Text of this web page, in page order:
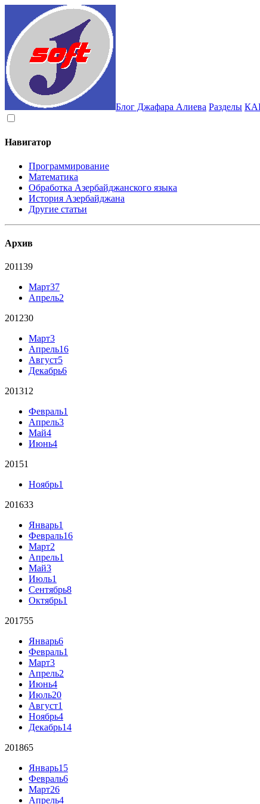
Блог Джафара Алиева Разделы
Навигатор
Программирование
Математика
Обработка Азербайджанского языка
История Азербайджана
Другие статьи
Архив
201139
Март37
Апрель2
201230
Март3
Апрель16
Август5
Декабрь6
201312
Февраль1
Апрель3
Май4
Июнь4
20151
Ноябрь1
201633
Январь1
Февраль16
Март2
Апрель1
Май3
Июль1
Сентябрь8
Октябрь1
201755
Январь6
Февраль1
Март3
Апрель2
Июнь4
Июль20
Август1
Ноябрь4
Декабрь14
201865
Январь15
Февраль6
Март26
Апрель4